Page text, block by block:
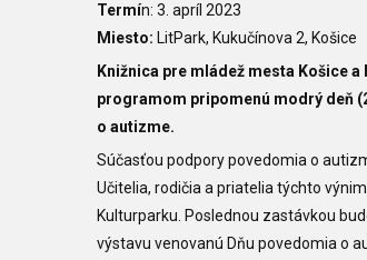
Termín: 3. apríl 2023
Miesto: LitPark, Kukučínova 2, Košice
Knižnica pre mládež mesta Košice a
programom pripomenú modrý deň
o autizme.
Súčasťou podpory povedomia o
Učitelia, rodičia a priatelia týchto
Kulturparku. Poslednou zastávkou
výstavu venovanú Dňu povedomia o